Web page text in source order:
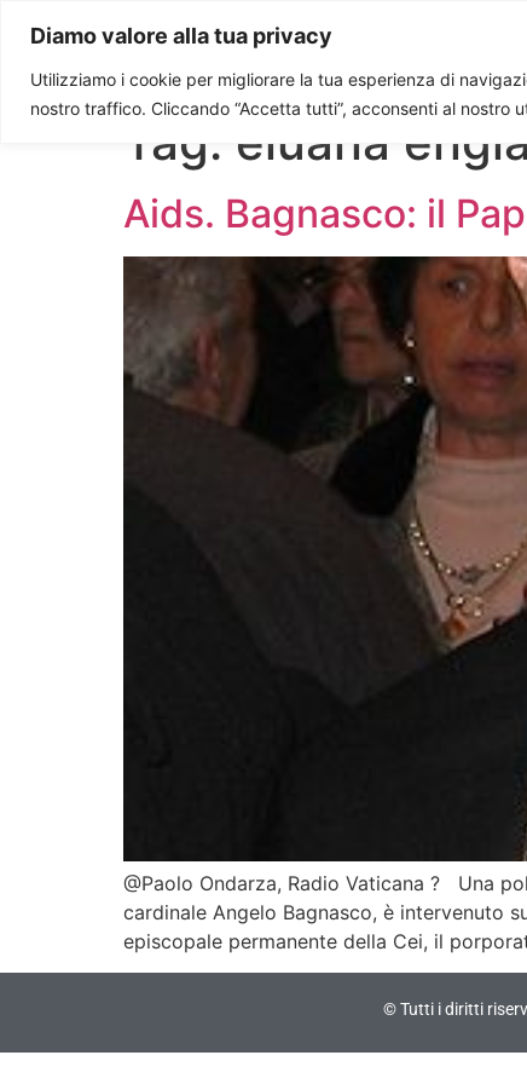
Diamo valore alla tua privacy
Utilizziamo i cookie per migliorare la tua esperienza di
nostro traffico. Cliccando “Accetta tutti”, acconsenti al nostro
Paolo Ondarza
Tag: eluana
Aids. Bagnasco: il
@Paolo Ondarza, Radio Vaticana ? Una
cardinale Angelo Bagnasco, è intervenuto
episcopale permanente della Cei, il
© Tutti i diritti